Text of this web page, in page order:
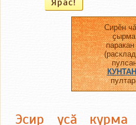
Сирӗн
КУНТАН
Эсир усӑ курма